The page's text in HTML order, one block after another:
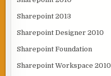
Sharepoint 2013
Sharepoint Designer 2010
Sharepoint Foundation
Sharepoint Workspace 2010